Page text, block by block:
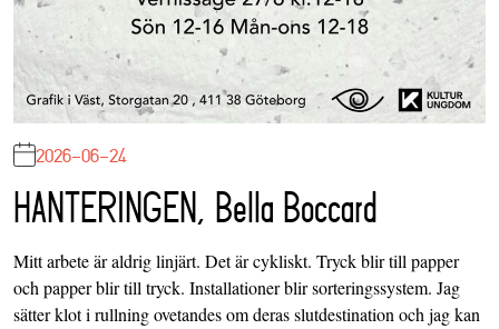
2026-06-24
HANTERINGEN, Bella Boccard
Mitt arbete är aldrig linjärt. Det är cykliskt. Tryck blir till papper
och papper blir till tryck. Installationer blir sorteringssystem. Jag
sätter klot i rullning ovetandes om deras slutdestination och jag kan